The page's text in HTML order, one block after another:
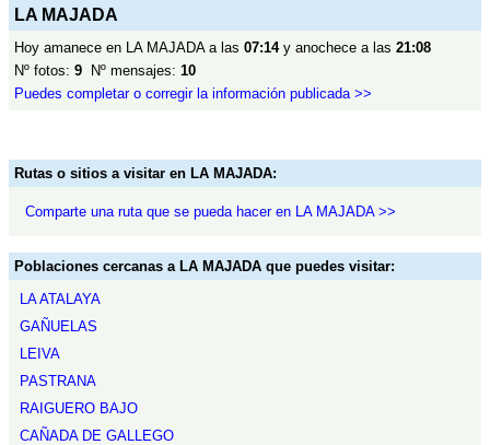
LA MAJADA
Hoy amanece en LA MAJADA a las 07:14y anochece a las 21:08
Nº fotos: 9 Nº mensajes: 10
Puedes completar o corregir la información publicada >>
Rutas o sitios a visitar en LA MAJADA:
Comparte una ruta que se pueda hacer en LA MAJADA >>
Poblaciones cercanas a LA MAJADA que puedes visitar:
LA ATALAYA
GAÑUELAS
LEIVA
PASTRANA
RAIGUERO BAJO
CAÑADA DE GALLEGO